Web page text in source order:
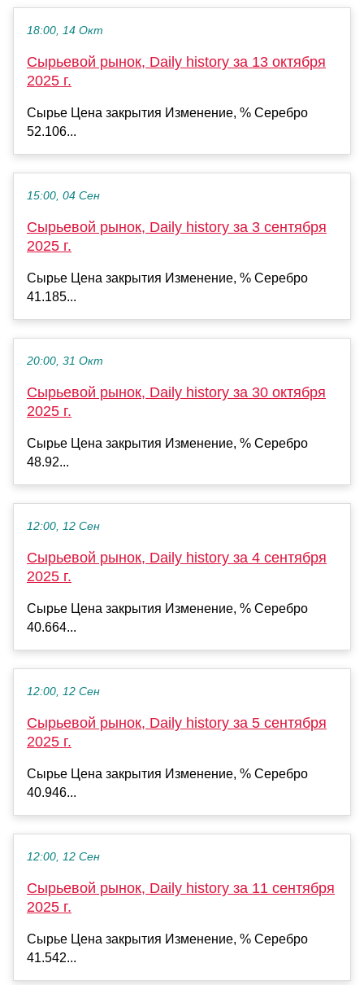
18:00, 14 Окт
Сырьевой рынок, Daily history за 13 октября
2025 г.
Сырье Цена закрытия Изменение, % Серебро
52.106...
15:00, 04 Сен
Сырьевой рынок, Daily history за 3 сентября
2025 г.
Сырье Цена закрытия Изменение, % Серебро
41.185...
20:00, 31 Окт
Сырьевой рынок, Daily history за 30 октября
2025 г.
Сырье Цена закрытия Изменение, % Серебро
48.92...
12:00, 12 Сен
Сырьевой рынок, Daily history за 4 сентября
2025 г.
Сырье Цена закрытия Изменение, % Серебро
40.664...
12:00, 12 Сен
Сырьевой рынок, Daily history за 5 сентября
2025 г.
Сырье Цена закрытия Изменение, % Серебро
40.946...
12:00, 12 Сен
Сырьевой рынок, Daily history за 11 сентября
2025 г.
Сырье Цена закрытия Изменение, % Серебро
41.542...